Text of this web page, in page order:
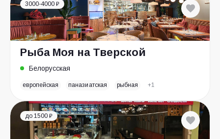
3000-4000 ₽
Рыба Моя на Тверской
Белорусская
европейская паназиатская рыбная +1
до 1500 ₽